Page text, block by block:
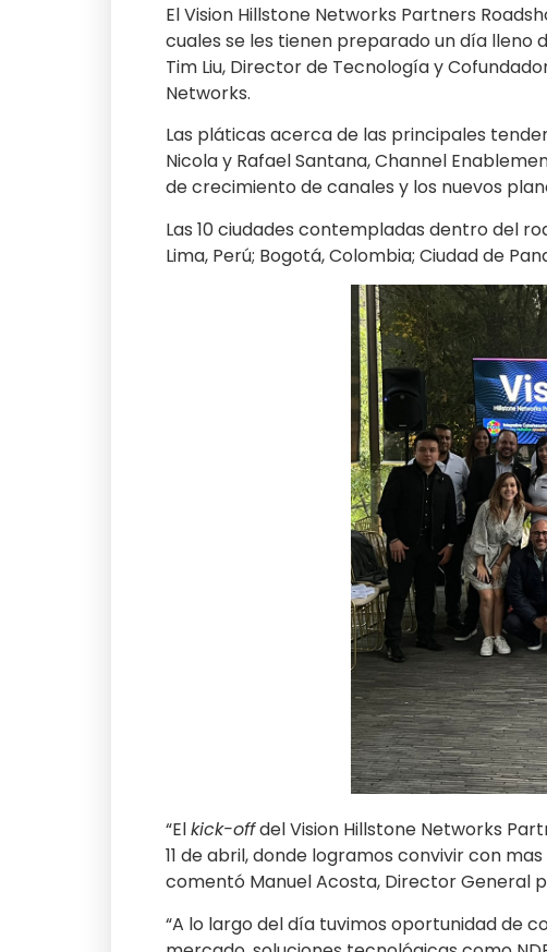
El Vision Hillstone Networks Partners
cuales se les tienen preparado un día lleno
Tim Liu, Director de Tecnología y
Networks.
Las pláticas acerca de las principales
Nicola y Rafael Santana, Channel
de crecimiento de canales y los nuevos
Las 10 ciudades contempladas dentro del
Lima, Perú; Bogotá, Colombia; Ciudad de
“Elkick-offdel Vision Hillstone Networks
11 de abril, donde logramos convivir con
comentó Manuel Acosta, Director General
“A lo largo del día tuvimos oportunidad de